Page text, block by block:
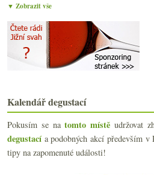
Do Moravského Žižkova na… pivo!
Divné víc a divné míň nad
Osvěžení především se Sancerre
Něco z Wachau od vinařství
Parkerův nový časopis,
Fajnové Chianti za bezva peníze
Otevřený dopis o prasárnách,
Degustace Vinařství Kořínek z
Čtyřikrát chlazeno v potoce
Crémant z Jury a Domaine Rolet
▼ Zobrazit vše
Kalendář degustací
Pokusím se natomto místě udržovat
degustacía podobných akcí především v
tipy na zapomenuté události!